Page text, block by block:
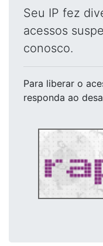
Seu IP fez
acessos
conosco.
Para liberar o
responda ao